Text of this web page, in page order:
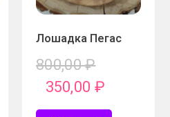
Лошадка Пегас
800,00₽
350,00 ₽